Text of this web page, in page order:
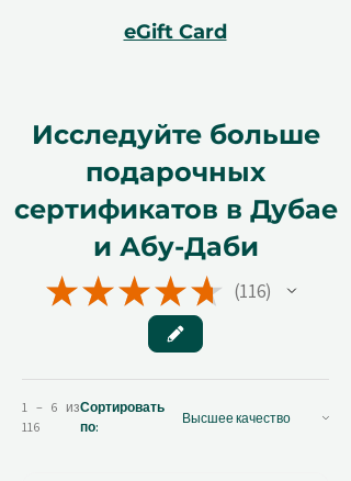
eGift Card
Исследуйте больше
подарочных
сертификатов в Дубае
и Абу-Даби
★★★★★ 116
116
1 – 6 из
116
Сортировать
по: